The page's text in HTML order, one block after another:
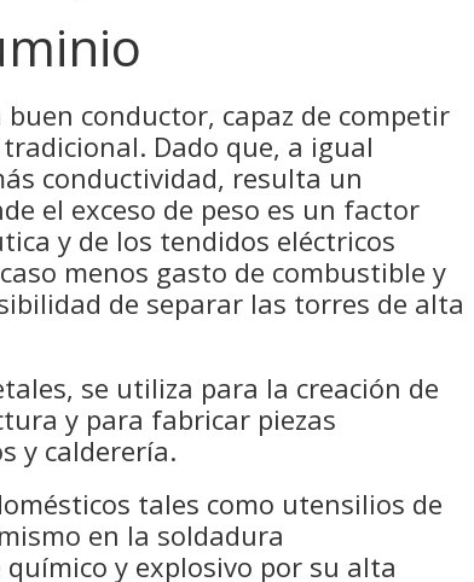
conductor, capaz de competir
Dado que, a igual
conductividad, resulta un
el exceso de peso es un factor
y de los tendidos eléctricos
menos gasto de combustible y
de separar las torres de alta
se utiliza para la creación de
y para fabricar piezas
y calderería.
tales como utensilios de
en la soldadura
y explosivo por su alta